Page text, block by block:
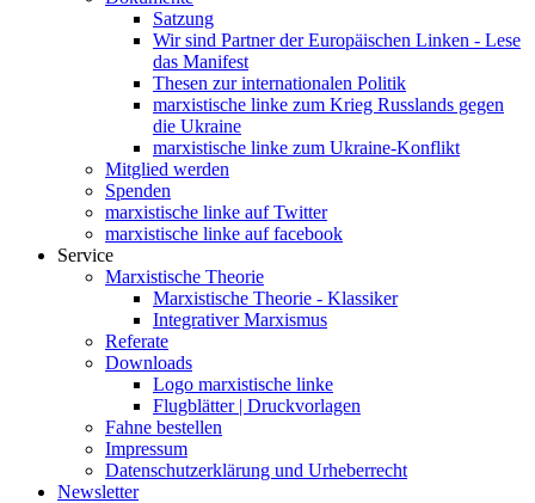
Satzung
Wir sind Partner der Europäischen Linken - Lese
das Manifest
Thesen zur internationalen Politik
marxistische linke zum Krieg Russlands gegen
die Ukraine
marxistische linke zum Ukraine-Konflikt
Mitglied werden
Spenden
marxistische linke auf Twitter
marxistische linke auf facebook
Service
Marxistische Theorie
Marxistische Theorie - Klassiker
Integrativer Marxismus
Referate
Downloads
Logo marxistische linke
Flugblätter | Druckvorlagen
Fahne bestellen
Impressum
Datenschutzerklärung und Urheberrecht
Newsletter